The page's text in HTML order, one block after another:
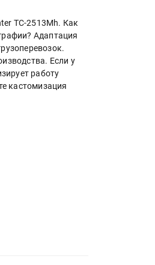
ТС-2513Mh. Как
Адаптация
Если у
работу
кастомизация